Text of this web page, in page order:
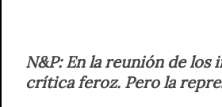
N&P: En la reunión de los
crítica feroz. Pero la